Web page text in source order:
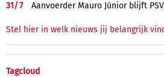
31/7 Aanvoerder Mauro Júnior blijft
Stel hier in welk nieuws jij belangrijk
Tagcloud